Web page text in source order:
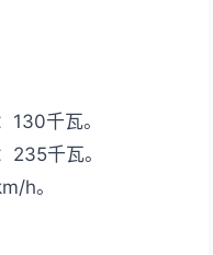
130千瓦。
235千瓦。
h。